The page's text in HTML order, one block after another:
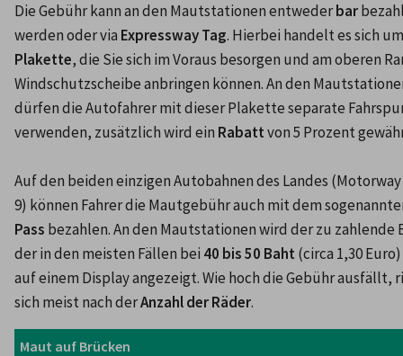
Die Gebühr kann an den Mautstationen entweder bar
werden oder via Expressway Tag
Plakette, die Sie sich im Voraus besorgen und am oberen
Windschutzscheibe anbringen können. An den
dürfen die Autofahrer mit dieser Plakette separate
verwenden, zusätzlich wird ein Rabatt von 5 Prozent
Auf den beiden einzigen Autobahnen des Landes
9) können Fahrer die Mautgebühr auch mit dem
Pass bezahlen. An den Mautstationen wird der zu zahlende
der in den meisten Fällen bei 40 bis 50 Baht (circa 1,30
auf einem Display angezeigt. Wie hoch die Gebühr ausfällt,
sich meist nach der Anzahl der Räder.
Maut auf Brücken